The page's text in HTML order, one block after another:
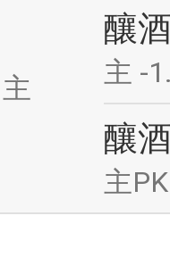
主
釀
主 -
釀
主PK